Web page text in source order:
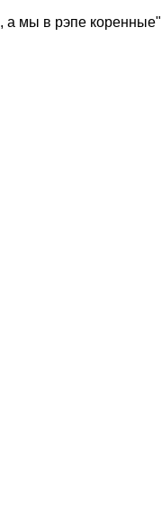
а мы в рэпе коренные"